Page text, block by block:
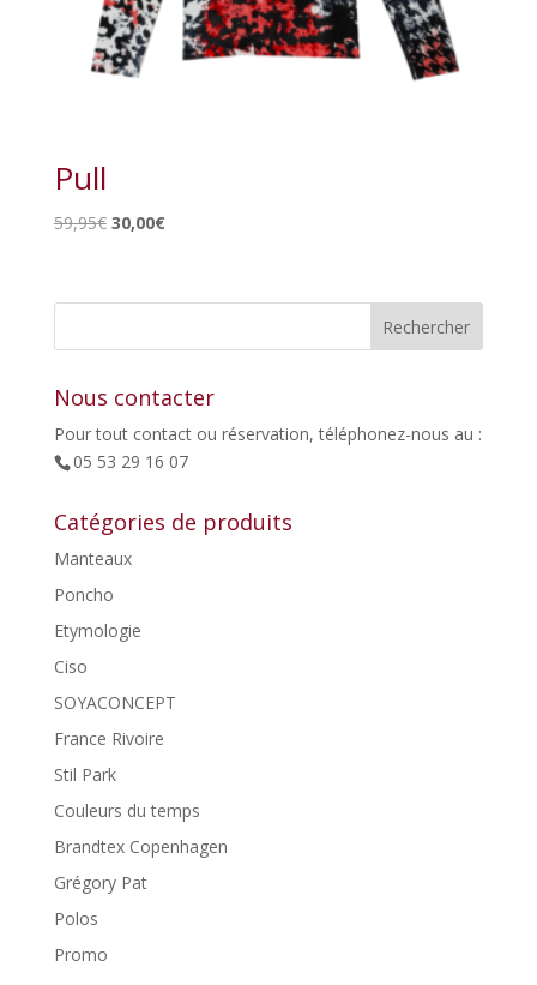
Pull
59,95€ Le
était :
30,00€Le
est :
Nous contacter
Pour tout contact ou réservation, téléphonez-nous au :
05 53 29 16 07
Catégories de produits
Manteaux
Poncho
Etymologie
Ciso
SOYACONCEPT
France Rivoire
Stil Park
Couleurs du temps
Brandtex Copenhagen
Grégory Pat
Polos
Promo